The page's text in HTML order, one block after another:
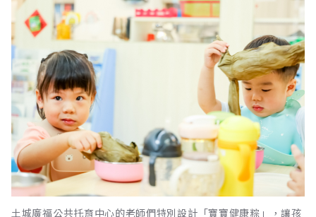
土城廣福公共托育中心的老師們特別設計「寶寶健康粽」，讓孩